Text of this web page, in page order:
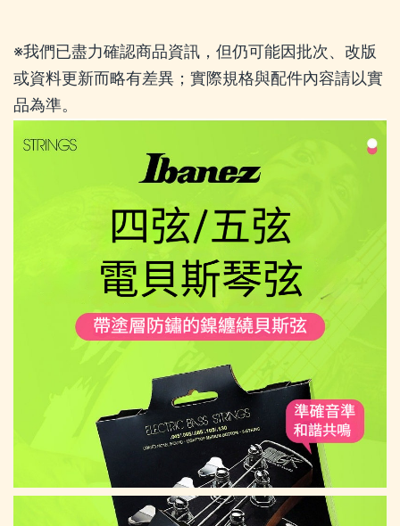
※我們已盡力確認商品資訊，但仍可能因批次、改版
或資料更新而略有差異；實際規格與配件內容請以實
品為準。